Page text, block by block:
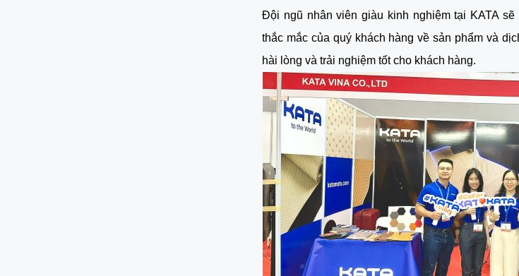
Đội ngũ nhân viên giàu kinh nghiệm tại KATA
thắc mắc của quý khách hàng về sản phẩm và
hài lòng và trải nghiệm tốt cho khách hàng.